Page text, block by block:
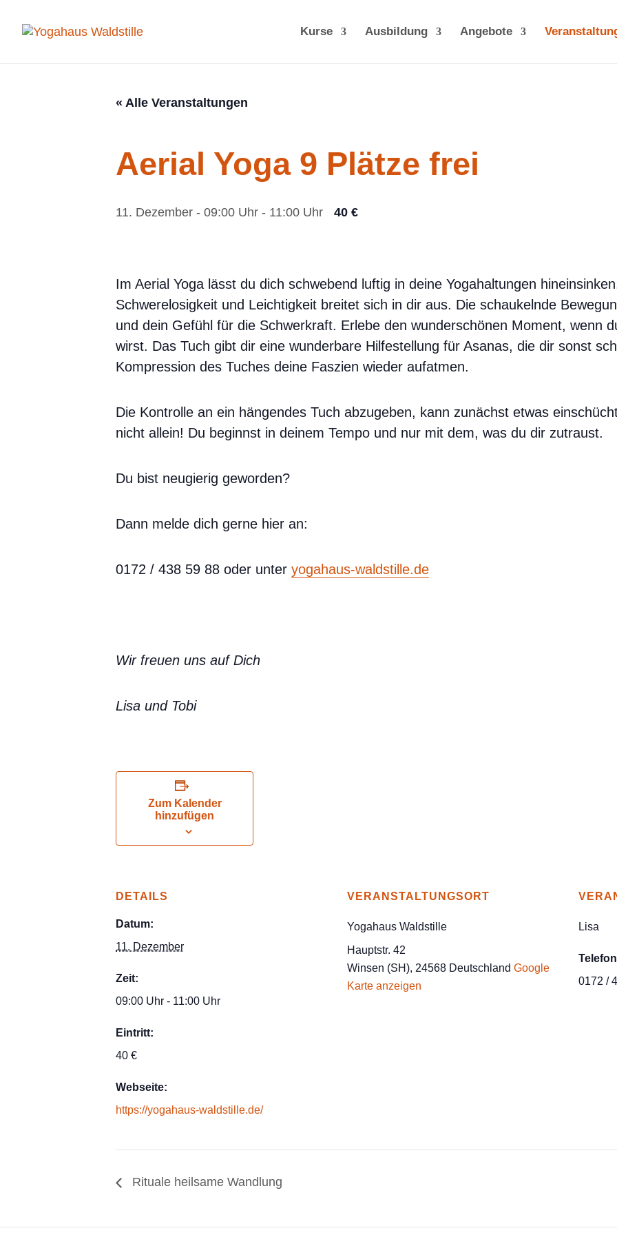
Kurse Ausbildung Angebote
« Alle Veranstaltungen
Aerial Yoga 9 Plätze frei
11. Dezember - 09:00 Uhr - 11:00 Uhr 40 €
Im Aerial Yoga lässt du dich schwebend luftig in deine Yogahaltungen
Schwerelosigkeit und Leichtigkeit breitet sich in dir aus. Die schaukelnde
und dein Gefühl für die Schwerkraft. Erlebe den wunderschönen Moment, wenn
wirst. Das Tuch gibt dir eine wunderbare Hilfestellung für Asanas, die dir sonst
Kompression des Tuches deine Faszien wieder aufatmen.
Die Kontrolle an ein hängendes Tuch abzugeben, kann zunächst etwas
nicht allein! Du beginnst in deinem Tempo und nur mit dem, was du dir zutraust.
Du bist neugierig geworden?
Dann melde dich gerne hier an:
0172 / 438 59 88 oder unter yogahaus-waldstille.de
Wir freuen uns auf Dich
Lisa und Tobi
Zum Kalender
hinzufügen
DETAILS
Datum:
11. Dezember
Zeit:
09:00 Uhr - 11:00 Uhr
Eintritt:
40 €
Webseite:
https://yogahaus-waldstille.de/
VERANSTALTUNGSORT
Yogahaus Waldstille
Hauptstr. 42
Winsen (SH), 24568 Deutschland Google
Karte anzeigen
Lisa
Telefon
0172 /
Rituale heilsame Wandlung